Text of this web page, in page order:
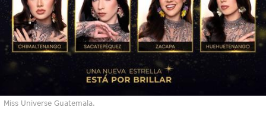
Miss Universe Guatemala.